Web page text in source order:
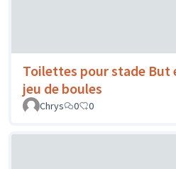
Toilettes pour stade But
jeu de boules
Chrys
0 0